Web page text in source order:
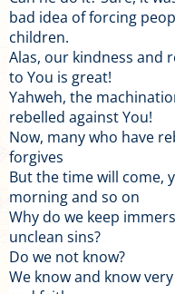
bad idea of forcing
children.
Alas, our kindness and
to You is great!
Yahweh, the
rebelled against You!
Now, many who have
forgives
But the time will come,
morning and so on
Why do we keep
unclean sins?
Do we not know?
We know and know